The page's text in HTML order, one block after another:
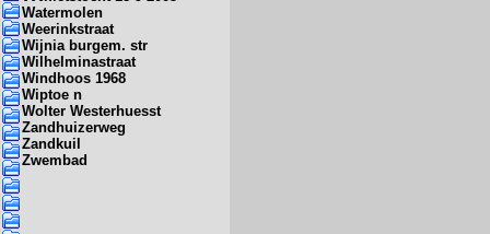
Watermolen
Weerinkstraat
Wijnia burgem. str
Wilhelminastraat
Windhoos 1968
Wiptoe n
Wolter Westerhuesst
Zandhuizerweg
Zandkuil
Zwembad